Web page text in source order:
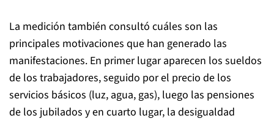
La medición también consultó cuáles son las
principales motivaciones que han generado las
manifestaciones. En primer lugar aparecen los sueldos
de los trabajadores, seguido por el precio de los
servicios básicos (luz, agua, gas), luego las pensiones
de los jubilados y en cuarto lugar, la desigualdad